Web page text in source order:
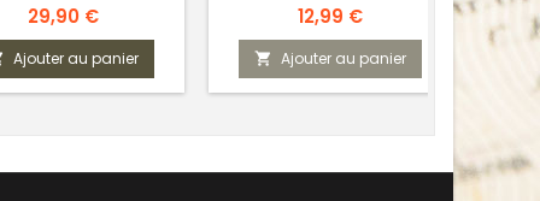
Prix
29,90 €
Ajouter au panier
Prix
12,99 €
 Ajouter au panier